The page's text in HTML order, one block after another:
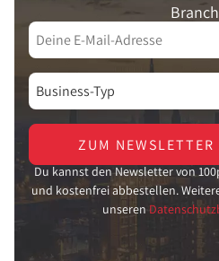
ZUM NEWSLETTER
Du kannst den Newsletter von
und kostenfrei abbestellen.
unseren